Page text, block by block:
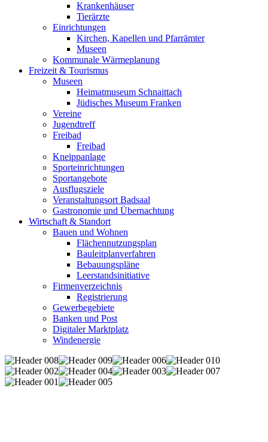
Krankenhäuser
Tierärzte
Einrichtungen
Kirchen, Kapellen und Pfarrämter
Museen
Kommunale Wärmeplanung
Freizeit & Tourismus
Museen
Heimatmuseum Schnaittach
Jüdisches Museum Franken
Vereine
Jugendtreff
Freibad
Freibad
Kneippanlage
Sporteinrichtungen
Sportangebote
Ausflugsziele
Veranstaltungsort Badsaal
Gastronomie und Übernachtung
Wirtschaft & Standort
Bauen und Wohnen
Flächennutzungsplan
Bauleitplanverfahren
Bebauungspläne
Leerstandsinitiative
Firmenverzeichnis
Registrierung
Gewerbegebiete
Banken und Post
Digitaler Marktplatz
Windenergie